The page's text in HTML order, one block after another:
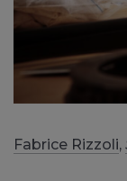
Fabrice Rizzoli,